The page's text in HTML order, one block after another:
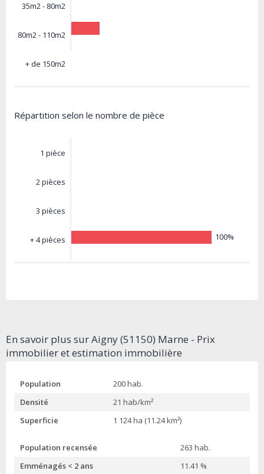
35m2 - 80m2
80m2 - 110m2
+ de 150m2
Répartition selon le nombre de pièce
1 pièce
2 pièces
3 pièces
+ 4 pièces 100%
En savoir plus sur Aigny (51150) Marne - Prix
immobilier et estimation immobilière
Population
200 hab.
Densité
21 hab/km²
Superficie
1 124 ha (11.24 km²)
Population recensée
263 hab.
Emménagés < 2 ans
11.41 %